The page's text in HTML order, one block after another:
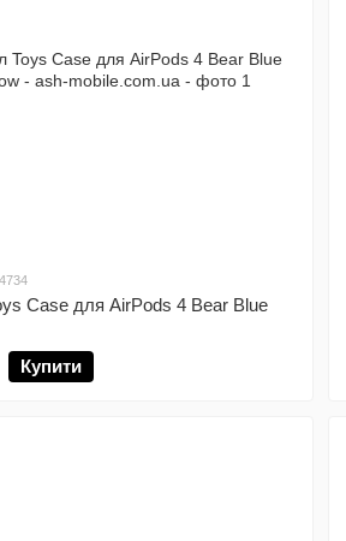
Case для AirPods 4 Bear Blue
Купити